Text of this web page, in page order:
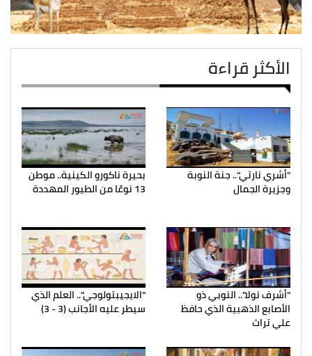
الأكثر قراءة
"أشري نارتي".. جنة النوبة
وجزيرة الجمال
بحيرة ناكورو الكينية.. موطن
13 نوعًا من الطيور المهددة
"أشرف نولا".. النوبي ذو
الأصابع الذهبية الذي حافظ
علي تراث
"الايجيبتولوجي".. العلم الذي
سيطر عليه الأجانب (3 - 3)